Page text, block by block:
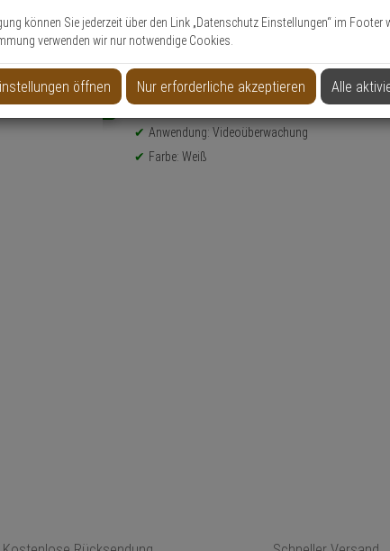
NEU Produktinformationen
Halterung, Zubehörartikel, Montageset
Anwendung: Videoüberwachung
Farbe: Weiß
können Sie jederzeit über den Link „Datenschutz Einstellungen“ im Footer
verwenden wir nur notwendige Cookies.
öffnen Nur erforderliche akzeptieren Alle